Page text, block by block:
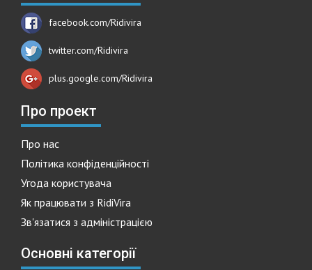
facebook.com/Ridivira
twitter.com/Ridivira
plus.google.com/Ridivira
Про проект
Про нас
Політика конфіденційності
Угода користувача
Як працювати з RidiVira
Зв'язатися з адміністрацією
Основні категорії